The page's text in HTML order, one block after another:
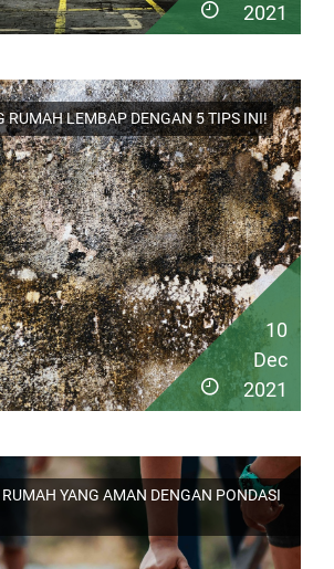
2021
RUMAH LEMBAP DENGAN 5 TIPS INI!
10
Dec
2021
YANG AMAN DENGAN PONDASI